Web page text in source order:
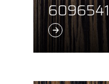
6096541